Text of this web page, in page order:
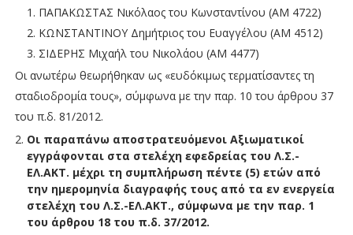
ΠΑΠΑΚΩΣΤΑΣ Νικόλαος του Κωνσταντίνου (ΑΜ 4722)
ΚΩΝΣΤΑΝΤΙΝΟΥ Δημήτριος του Ευαγγέλου (ΑΜ 4512)
ΣΙΔΕΡΗΣ Μιχαήλ του Νικολάου (ΑΜ 4477)
Οι ανωτέρω θεωρήθηκαν ως «ευδόκιμως τερματίσαντες τη
σταδιοδρομία τους», σύμφωνα με την παρ. 10 του άρθρου 37
του π.δ. 81/2012.
Οι παραπάνω αποστρατευόμενοι Αξιωματικοί
εγγράφονται στα στελέχη εφεδρείας του Λ.Σ.-
ΕΛ.ΑΚΤ. μέχρι τη συμπλήρωση πέντε (5) ετών από
την ημερομηνία διαγραφής τους από τα εν ενεργεία
στελέχη του Λ.Σ.-ΕΛ.ΑΚΤ., σύμφωνα με την παρ. 1
του άρθρου 18 του π.δ. 37/2012.